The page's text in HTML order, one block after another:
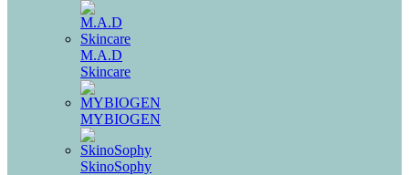
M.A.D
Skincare
MYBIOGEN
SkinoSophy